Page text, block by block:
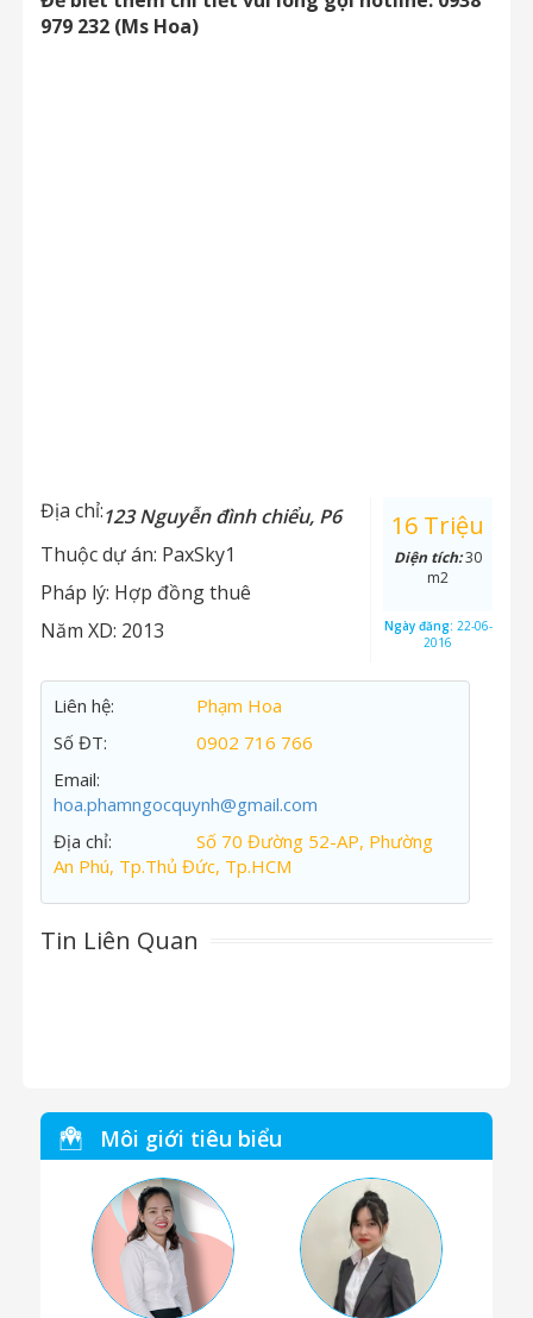
979 232 (Ms Hoa)
Địa chỉ:123 Nguyễn đình chiểu, P6
Thuộc dự án: PaxSky1
Pháp lý: Hợp đồng thuê
Năm XD: 2013
16 Triệu
Diện tích:30
m2
Ngày đăng: 22-06-
2016
Liên hệ:
Phạm Hoa
Số ĐT:
0902 716 766
Email:
hoa.phamngocquynh@gmail.com
Địa chỉ:
Số 70 Đường 52-AP, Phường
An Phú, Tp.Thủ Đức, Tp.HCM
Tin Liên Quan
Môi giới tiêu biểu